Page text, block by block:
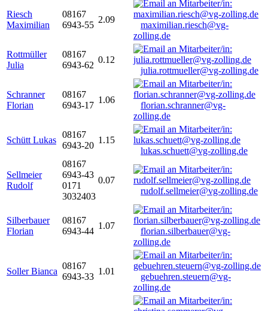
Riesch
Maximilian
08167
6943-55
2.09
maximilian.riesch@vg-
zolling.de
Rottmüller
Julia
08167
6943-62
0.12
julia.rottmueller@vg-zolling.de
Schranner
Florian
08167
6943-17
1.06
florian.schranner@vg-
zolling.de
Schütt Lukas
08167
6943-20
1.15
lukas.schuett@vg-zolling.de
Sellmeier
Rudolf
08167
6943-43
0171
3032403
0.07
rudolf.sellmeier@vg-zolling.de
Silberbauer
Florian
08167
6943-44
1.07
florian.silberbauer@vg-
zolling.de
Soller Bianca
08167
6943-33
1.01
gebuehren.steuern@vg-
zolling.de